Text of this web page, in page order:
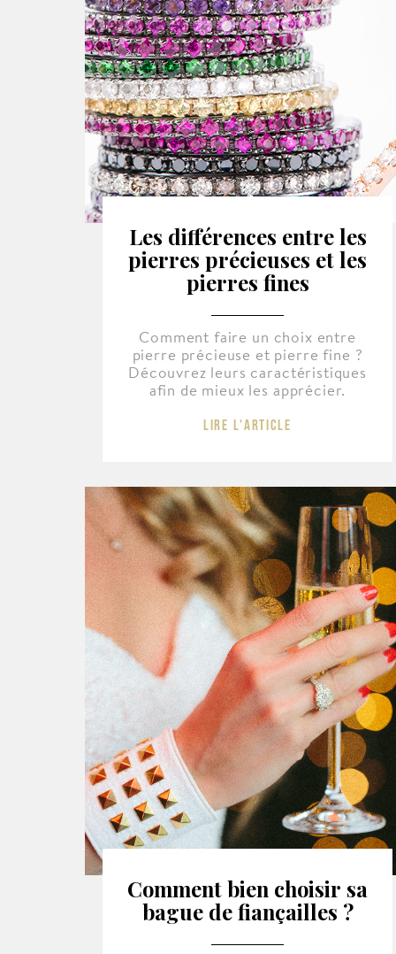
Les différences entre les
pierres précieuses et les
pierres fines
Comment faire un choix entre
pierre précieuse et pierre fine ?
Découvrez leurs caractéristiques
afin de mieux les apprécier.
Lire l'article
Comment bien choisir sa
bague de fiançailles ?